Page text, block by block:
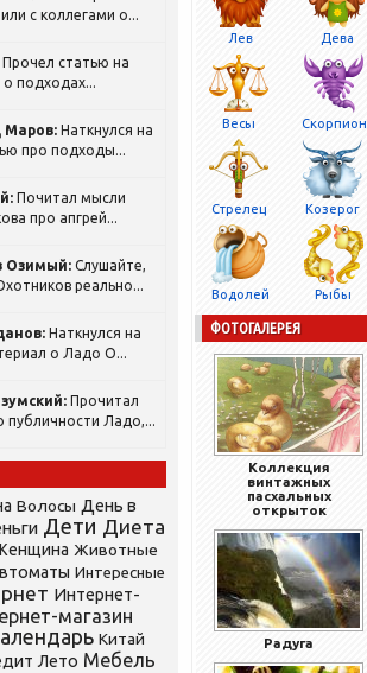
с коллегами о...
Прочел статью на
подходах...
Маров: Наткнулся на
про подходы...
Почитал мысли
про апгрей...
Озимый: Слушайте,
реально...
Наткнулся на
о Ладо О...
Прочитал
публичности Ладо,...
Волосы День в
Дети Диета
Животные
Интересные
Интернет-
магазин
Китай
Лето Мебель
Лев Дева
Весы Скорпион
Стрелец Козерог
Водолей Рыбы
ФОТОГАЛЕРЕЯ
Коллекция
винтажных
пасхальных
открыток
Радуга